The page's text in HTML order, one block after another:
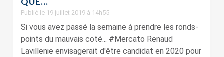
Publié le 19 juillet 2019 à 14h55
Si vous avez passé la semaine à prendre les ronds-
points du mauvais coté... #Mercato Renaud
Lavillenie envisagerait d'être candidat en 2020 pour